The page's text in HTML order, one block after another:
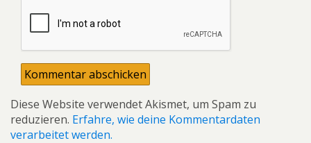
Diese Website verwendet Akismet, um Spam zu
reduzieren. Erfahre, wie deine Kommentardaten
verarbeitet werden.